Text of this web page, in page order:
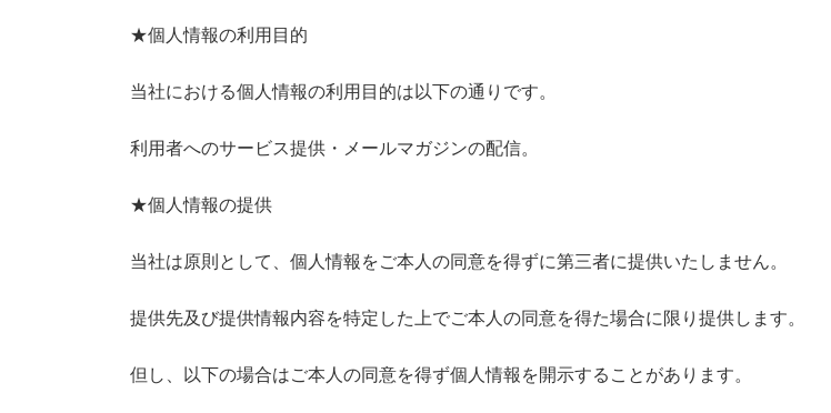
★個人情報の利用目的
当社における個人情報の利用目的は以下の通りです。
利用者へのサービス提供・メールマガジンの配信。
★個人情報の提供
当社は原則として、個人情報をご本人の同意を得ずに第三者に提供いたしません。
提供先及び提供情報内容を特定した上でご本人の同意を得た場合に限り提供します。
但し、以下の場合はご本人の同意を得ず個人情報を開示することがあります。